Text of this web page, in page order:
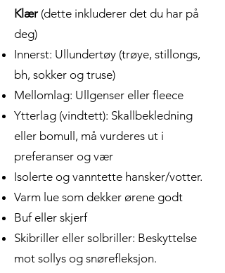
Klær (dette inkluderer det du har på
deg)
Innerst: Ullundertøy (trøye, stillongs,
bh, sokker og truse)
Mellomlag: Ullgenser eller fleece
Ytterlag (vindtett): Skallbekledning
eller bomull, må vurderes ut i
preferanser og vær
Isolerte og vanntette hansker/votter.
Varm lue som dekker ørene godt
Buf eller skjerf
Skibriller eller solbriller: Beskyttelse
mot sollys og snørefleksjon.